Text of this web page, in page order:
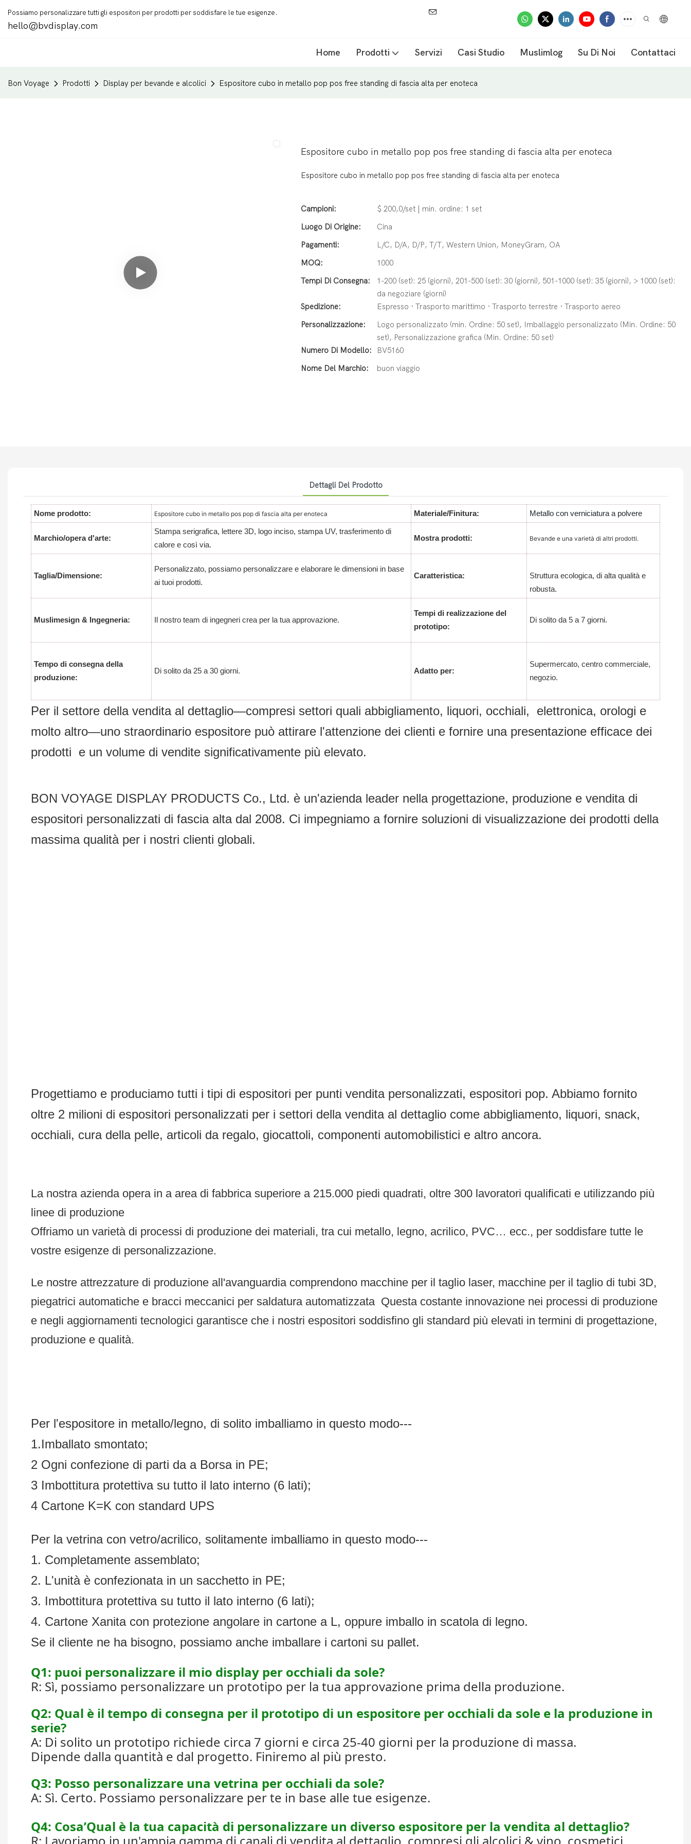
Possiamo personalizzare tutti gli espositori per prodotti per soddisfare le tue esigenze.
hello@bvdisplay.com
Home Prodotti Servizi Casi Studio Muslimlog Su Di Noi Contattaci
Bon Voyage Prodotti Display per bevande e alcolici Espositore cubo in metallo pop pos free standing di fascia alta per enoteca
Espositore cubo in metallo pop pos free standing di fascia alta per enoteca
Espositore cubo in metallo pop pos free standing di fascia alta per enoteca
Campioni:
$ 200,0/set | min. ordine: 1 set
Luogo Di Origine:
Cina
Pagamenti:
L/C, D/A, D/P, T/T, Western Union, MoneyGram, OA
MOQ:
1000
Tempi Di Consegna:
1-200 (set): 25 (giorni), 201-500 (set): 30 (giorni), 501-1000 (set): 35 (giorni), > 1000 (set):
da negoziare (giorni)
Spedizione:
Espresso · Trasporto marittimo · Trasporto terrestre · Trasporto aereo
Personalizzazione:
Logo personalizzato (min. Ordine: 50 set), Imballaggio personalizzato (Min. Ordine: 50
set), Personalizzazione grafica (Min. Ordine: 50 set)
Numero Di Modello:
BV5160
Nome Del Marchio:
buon viaggio
Dettagli Del Prodotto
Nome prodotto: Espositore cubo in metallo pos pop di fascia alta per enoteca Materiale/Finitura: Metallo con verniciatura a polvere
Marchio/opera d'arte:
Stampa serigrafica, lettere 3D, logo inciso, stampa UV, trasferimento di
calore e così via.
Mostra prodotti: Bevande e una varietà di altri prodotti.
Taglia/Dimensione:
Personalizzato, possiamo personalizzare e elaborare le dimensioni in base
ai tuoi prodotti.
Caratteristica:
Struttura ecologica, di alta qualità e
robusta.
Muslimesign & Ingegneria: Il nostro team di ingegneri crea per la tua approvazione.
Tempi di realizzazione del
prototipo:
Di solito da 5 a 7 giorni.
Tempo di consegna della
produzione:
Di solito da 25 a 30 giorni. Adatto per:
Supermercato, centro commerciale,
negozio.
Per il settore della vendita al dettaglio—compresi settori quali abbigliamento, liquori, occhiali, elettronica, orologi e
molto altro—uno straordinario espositore può attirare l'attenzione dei clienti e fornire una presentazione efficace dei
prodotti e un volume di vendite significativamente più elevato.
BON VOYAGE DISPLAY PRODUCTS Co., Ltd. è un'azienda leader nella progettazione, produzione e vendita di
espositori personalizzati di fascia alta dal 2008. Ci impegniamo a fornire soluzioni di visualizzazione dei prodotti della
massima qualità per i nostri clienti globali.
Progettiamo e produciamo tutti i tipi di espositori per punti vendita personalizzati, espositori pop. Abbiamo fornito
oltre 2 milioni di espositori personalizzati per i settori della vendita al dettaglio come abbigliamento, liquori, snack,
occhiali, cura della pelle, articoli da regalo, giocattoli, componenti automobilistici e altro ancora.
La nostra azienda opera in a area di fabbrica superiore a 215.000 piedi quadrati, oltre 300 lavoratori qualificati e utilizzando più
linee di produzione
Offriamo un varietà di processi di produzione dei materiali, tra cui metallo, legno, acrilico, PVC… ecc., per soddisfare tutte le
vostre esigenze di personalizzazione.
Le nostre attrezzature di produzione all'avanguardia comprendono macchine per il taglio laser, macchine per il taglio di tubi 3D,
piegatrici automatiche e bracci meccanici per saldatura automatizzata Questa costante innovazione nei processi di produzione
e negli aggiornamenti tecnologici garantisce che i nostri espositori soddisfino gli standard più elevati in termini di progettazione,
produzione e qualità.
Per l'espositore in metallo/legno, di solito imballiamo in questo modo---
1.Imballato smontato;
2 Ogni confezione di parti da a Borsa in PE;
3 Imbottitura protettiva su tutto il lato interno (6 lati);
4 Cartone K=K con standard UPS
Per la vetrina con vetro/acrilico, solitamente imballiamo in questo modo---
1. Completamente assemblato;
2. L'unità è confezionata in un sacchetto in PE;
3. Imbottitura protettiva su tutto il lato interno (6 lati);
4. Cartone Xanita con protezione angolare in cartone a L, oppure imballo in scatola di legno.
Se il cliente ne ha bisogno, possiamo anche imballare i cartoni su pallet.
Q1: puoi personalizzare il mio display per occhiali da sole?
R: Sì, possiamo personalizzare un prototipo per la tua approvazione prima della produzione.
Q2: Qual è il tempo di consegna per il prototipo di un espositore per occhiali da sole e la produzione in
serie?
A: Di solito un prototipo richiede circa 7 giorni e circa 25-40 giorni per la produzione di massa.
Dipende dalla quantità e dal progetto. Finiremo al più presto.
Q3: Posso personalizzare una vetrina per occhiali da sole?
A: Sì. Certo. Possiamo personalizzare per te in base alle tue esigenze.
Q4: Cosa’Qual è la tua capacità di personalizzare un diverso espositore per la vendita al dettaglio?
R: Lavoriamo in un'ampia gamma di canali di vendita al dettaglio, compresi gli alcolici & vino, cosmetici,